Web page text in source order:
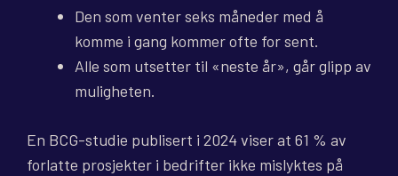
Den som venter seks måneder med å
komme i gang kommer ofte for sent.
Alle som utsetter til «neste år», går glipp av
muligheten.
En BCG-studie publisert i 2024 viser at 61 % av
forlatte prosjekter i bedrifter ikke mislyktes på